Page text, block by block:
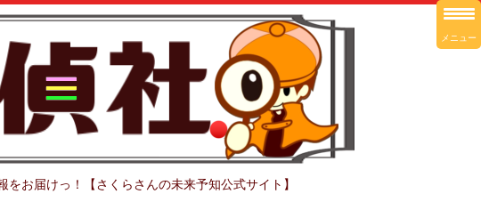
お届けっ！【さくらさんの未来予知公式サイト】
メニュー